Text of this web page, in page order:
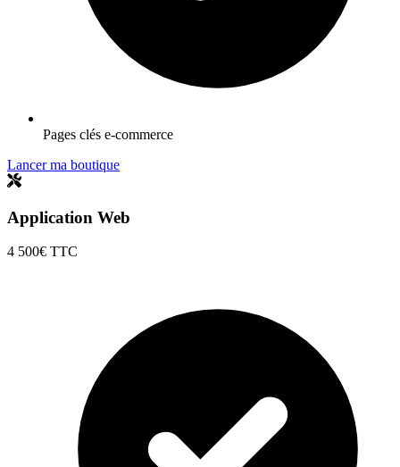
Pages clés e-commerce
Lancer ma boutique
Application Web
4 500€ TTC